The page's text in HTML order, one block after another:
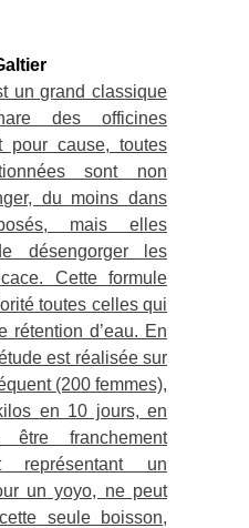
un grand classique
des officines
pour cause, toutes
sont non
du moins dans
mais elles
désengorger les
Cette formule
toutes celles qui
rétention d’eau. En
est réalisée sur
(200 femmes),
ilos en 10 jours, en
être franchement
représentant un
un yoyo, ne peut
seule boisson,